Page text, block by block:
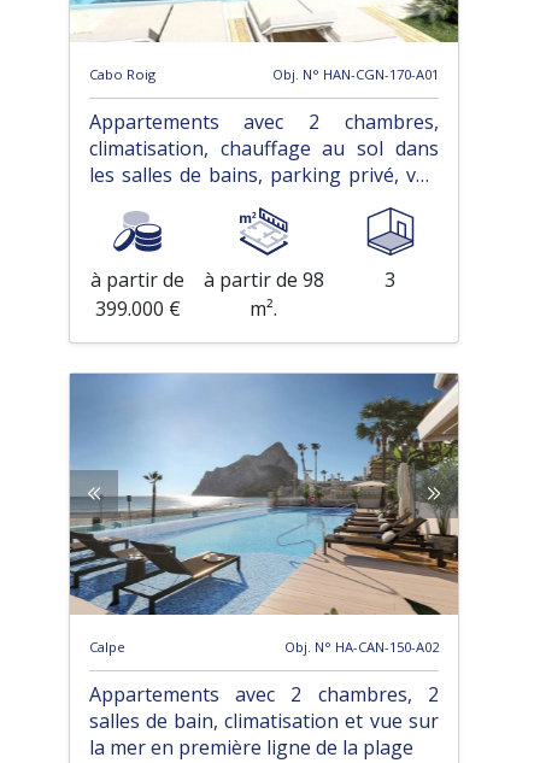
Cabo Roig Obj. N° HAN-CGN-170-A01
Appartements avec 2 chambres,
climatisation, chauffage au sol dans
les salles de bains, parking privé, vue
sur la mer et piscine communautaire
à partir de
399.000 €
à partir de 98
m².
3
Calpe Obj. N° HA-CAN-150-A02
Appartements avec 2 chambres, 2
salles de bain, climatisation et vue sur
la mer en première ligne de la plage